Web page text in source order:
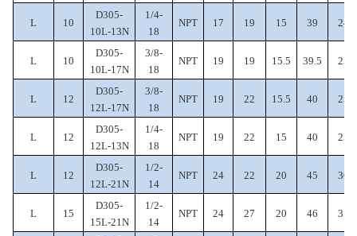
L 10
D305-
10L-13N
1/4-
18
NPT 17 19 15 39 24
L 10
D305-
10L-17N
3/8-
18
NPT 19 19 15.5 39.5 25
L 12
D305-
12L-17N
3/8-
18
NPT 19 22 15.5 40 25
L 12
D305-
12L-13N
1/4-
18
NPT 19 22 15 40 25
L 12
D305-
12L-21N
1/2-
14
NPT 24 22 20 45 30
L 15
D305-
15L-21N
1/2-
14
NPT 24 27 20 46 31